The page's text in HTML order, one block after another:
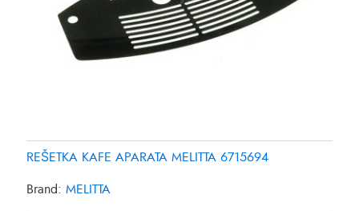
REŠETKA KAFE APARATA MELITTA 6715694
Brand: MELITTA